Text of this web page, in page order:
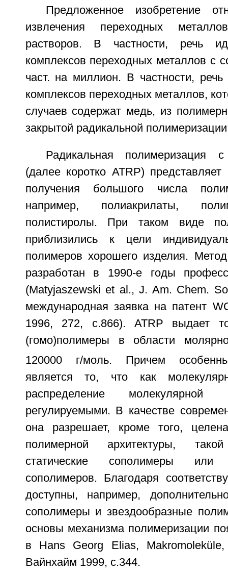
Предложенное изобретение
извлечения переходных
растворов. В частности, речь
комплексов переходных металлов с
част. на миллион. В частности,
комплексов переходных металлов,
случаев содержат медь, из
закрытой радикальной
Радикальная полимеризация
(далее коротко ATRP)
получения большого числа
например, полиакрилаты,
полистиролы. При таком виде
приблизились к цели
полимеров хорошего изделия.
разработан в 1990-е годы
(Matyjaszewski et al., J. Am. Chem.
международная заявка на патент
1996, 272, с.866). ATRP выдает
(гомо)полимеры в области
120000 г/моль. Причем
является то, что как
распределение
регулируемыми. В качестве
она разрешает, кроме того,
полимерной архитектуры,
статические сополимеры или
сополимеров. Благодаря
доступны, например,
сополимеры и звездообразные
основы механизма полимеризации
в Hans Georg Elias,
Вайнхайм 1999, с.344.